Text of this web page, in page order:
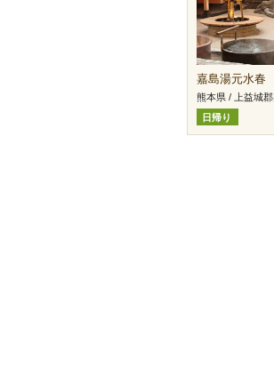
嘉島湯元水春
熊本県 / 上益城
日帰り